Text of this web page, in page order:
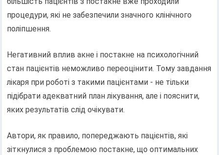
процедури, які не забезпечили значного клінічного
поліпшення.
Негативний вплив акне і постакне на психологічний
стан пацієнтів неможливо переоцінити. Тому завдання
лікаря при роботі з такими пацієнтами - не тільки
підібрати адекватний план лікування, але і пояснити,
яких результатів слід очікувати.
Автори, як правило, попереджають пацієнтів, які
зіткнулися з проблемою постакне, що оптимальних